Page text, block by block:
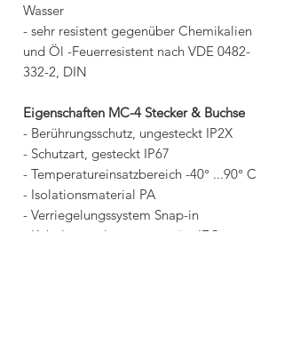
Wasser
- sehr resistent gegenüber Chemikalien
und Öl -Feuerresistent nach VDE 0482-
332-2, DIN
Eigenschaften MC-4 Stecker & Buchse
- Berührungsschutz, ungesteckt IP2X
- Schutzart, gesteckt IP67
- Temperatureinsatzbereich -40° ...90° C
- Isolationsmaterial PA
- Verriegelungssystem Snap-in
- Kabelzugentlastung gemäss IEC